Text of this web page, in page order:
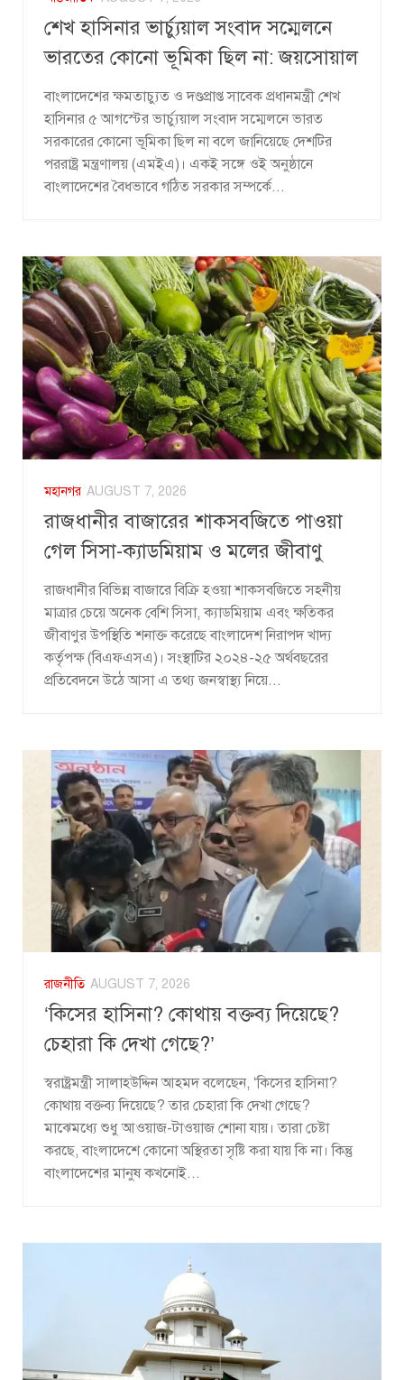
শেখ হাসিনার ভার্চ্যুয়াল সংবাদ সম্মেলনে
ভারতের কোনো ভূমিকা ছিল না: জয়সোয়াল
বাংলাদেশের ক্ষমতাচ্যুত ও দণ্ডপ্রাপ্ত সাবেক প্রধানমন্ত্রী শেখ
হাসিনার ৫ আগস্টের ভার্চ্যুয়াল সংবাদ সম্মেলনে ভারত
সরকারের কোনো ভূমিকা ছিল না বলে জানিয়েছে দেশটির
পররাষ্ট্র মন্ত্রণালয় (এমইএ)। একই সঙ্গে ওই অনুষ্ঠানে
বাংলাদেশের বৈধভাবে গঠিত সরকার সম্পর্কে...
মহানগর AUGUST 7, 2026
রাজধানীর বাজারের শাকসবজিতে পাওয়া
গেল সিসা-ক্যাডমিয়াম ও মলের জীবাণু
রাজধানীর বিভিন্ন বাজারে বিক্রি হওয়া শাকসবজিতে সহনীয়
মাত্রার চেয়ে অনেক বেশি সিসা, ক্যাডমিয়াম এবং ক্ষতিকর
জীবাণুর উপস্থিতি শনাক্ত করেছে বাংলাদেশ নিরাপদ খাদ্য
কর্তৃপক্ষ (বিএফএসএ)। সংস্থাটির ২০২৪-২৫ অর্থবছরের
প্রতিবেদনে উঠে আসা এ তথ্য জনস্বাস্থ্য নিয়ে...
রাজনীতি AUGUST 7, 2026
‘কিসের হাসিনা? কোথায় বক্তব্য দিয়েছে?
চেহারা কি দেখা গেছে?’
স্বরাষ্ট্রমন্ত্রী সালাহউদ্দিন আহমদ বলেছেন, ‘কিসের হাসিনা?
কোথায় বক্তব্য দিয়েছে? তার চেহারা কি দেখা গেছে?
মাঝেমধ্যে শুধু আওয়াজ-টাওয়াজ শোনা যায়। তারা চেষ্টা
করছে, বাংলাদেশে কোনো অস্থিরতা সৃষ্টি করা যায় কি না। কিন্তু
বাংলাদেশের মানুষ কখনোই...